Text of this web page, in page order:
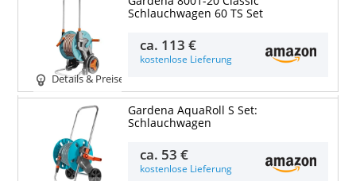
Details & Preise
Schlauchwagen 60 TS Set
ca. 113 €
kostenlose Lieferung
Gardena AquaRoll S Set:
Schlauchwagen
ca. 53 €
kostenlose Lieferung